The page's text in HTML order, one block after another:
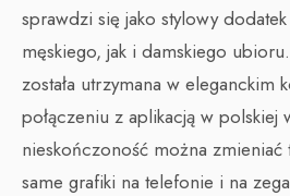
sprawdzi się jako stylowy
męskiego, jak i damskiego
została utrzymana w eleganckim
połączeniu z aplikacją w polskiej
nieskończoność można zmieniać
same grafiki na telefonie i na